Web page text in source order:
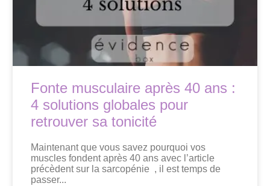
Fonte musculaire après 40 ans :
4 solutions globales pour
retrouver sa tonicité
Maintenant que vous savez pourquoi vos
muscles fondent après 40 ans avec l’article
précèdent sur la sarcopénie , il est temps de
passer...